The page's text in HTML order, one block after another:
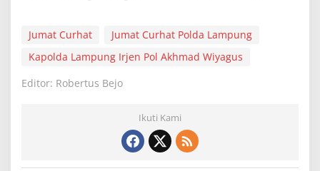
Jumat Curhat
Jumat Curhat Polda Lampung
Kapolda Lampung Irjen Pol Akhmad Wiyagus
Editor: Robertus Bejo
Ikuti Kami